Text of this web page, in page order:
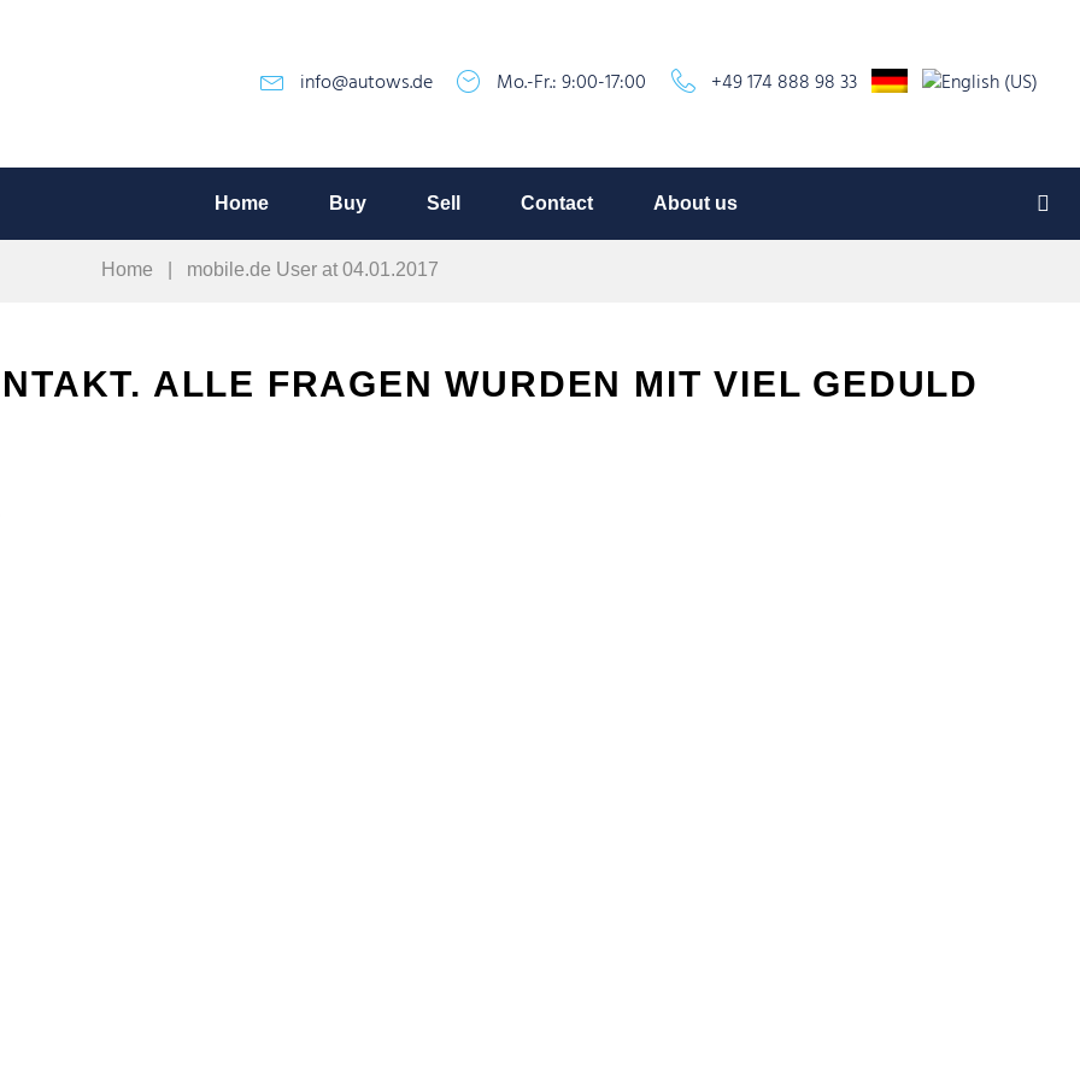
info@autows.de Mo.-Fr.: 9:00-17:00 +49 174 888 98 33
Home Buy Sell Contact About us
Home mobile.de User at 04.01.2017
ALLE FRAGEN WURDEN MIT VIEL GEDULD